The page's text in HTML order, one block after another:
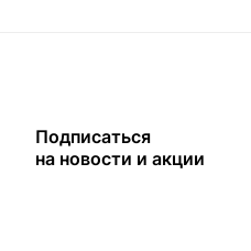
Подписаться
на новости и акции